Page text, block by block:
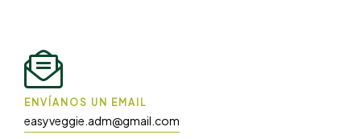
ENVÍANOS UN EMAIL
easyveggie.adm@gmail.com